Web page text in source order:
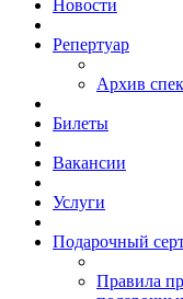
Новости
Репертуар
Архив
Билеты
Вакансии
Услуги
Подарочный
Правила